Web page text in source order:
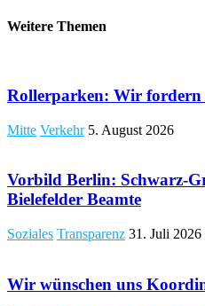
Weitere Themen
​Rollerparken: Wir fordern
Mitte Verkehr 5. August 2026
Vorbild Berlin: Schwarz-
Bielefelder Beamte
Soziales Transparenz 31. Juli 2026
Wir wünschen uns